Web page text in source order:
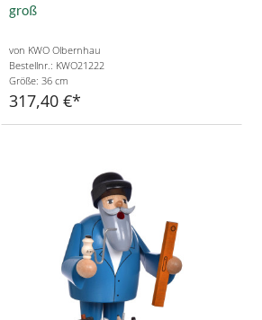
groß
von KWO Olbernhau
Bestellnr.: KWO21222
Größe: 36 cm
317,40 €